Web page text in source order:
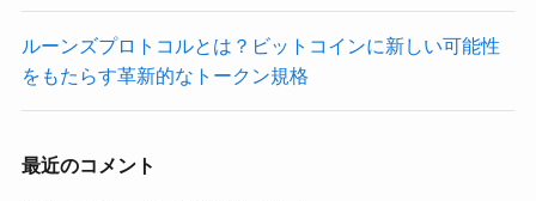
ルーンズプロトコルとは？ビットコインに新しい可能性
をもたらす革新的なトークン規格
最近のコメント